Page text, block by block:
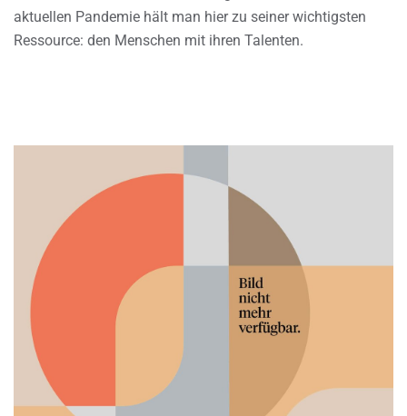
aktuellen Pandemie hält man hier zu seiner wichtigsten
Ressource: den Menschen mit ihren Talenten.